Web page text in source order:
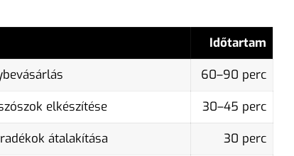
Időtartam
60–90 perc
elkészítése
30–45 perc
átalakítása
30 perc